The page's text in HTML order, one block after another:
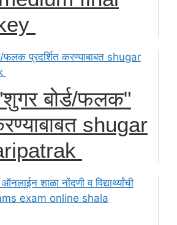
बोर्ड/फलक"
shugar